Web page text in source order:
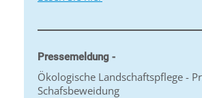
Pressemeldung -
Ökologische Landschaftspflege -
Schafsbeweidung